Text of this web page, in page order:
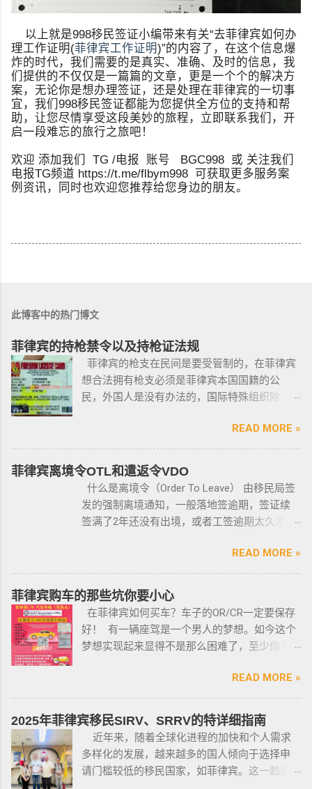
以上就是998移民签证小编带来有关“去菲律宾如何办
理工作证明(菲律宾工作证明)”的内容了，在这个信息爆
炸的时代，我们需要的是真实、准确、及时的信息，我
们提供的不仅仅是一篇篇的文章，更是一个个的解决方
案，无论你是想办理签证，还是处理在菲律宾的一切事
宜，我们998移民签证都能为您提供全方位的支持和帮
助，让您尽情享受这段美妙的旅程，立即联系我们，开
启一段难忘的旅行之旅吧！
欢迎 添加我们 TG /电报 账号 BGC998 或 关注我们
电报TG频道 https://t.me/flbym998 可获取更多服务案
例资讯，同时也欢迎您推荐给您身边的朋友。
此博客中的热门博文
菲律宾的持枪禁令以及持枪证法规
菲律宾的枪支在民间是要受管制的，在菲律宾
想合法拥有枪支必须是菲律宾本国国籍的公
民，外国人是没有办法的，国际特殊组织除
格，例如，枪支的所有权，由菲律宾国家警察
局的枪支和爆炸物部门监管，该部门先进行背
景调查，再向申请人发放枪支许可证，如果想
获得枪支，这个审核的过程是必不可少的。 在
菲律宾申请合法持有枪支，申请人必须年满21
岁，并且通过背景调查，才能获得持有执照。
申请过程还包括通过药物测试丶获得法庭许可
丶精神病学检查丶国家警察许可丶参加菲律宾
宾的相关法律，一些行业的从业人员如律师丶
菲律宾律师协会的成员丶注册会计师丶有资质
的媒体从业人员丶出纳丶银行柜员丶天主教神
父丶基督教牧师丶犹太教拉比丶伊斯兰教阿訇
小型枪械，原因是他们的职业“岌岌可危”。 只有
处于实际的威胁之下，或者由于职业丶专业或
商业性质而处于危险之中的人，才会被认定为
有资格申请。 由于经商需要，存在较高风险成
为犯罪分子目标的商人，也可以申请携带许可
证。 据悉，这些行业的人们必须通过药物和心
READ MORE »
菲律宾离境令OTL和遣返令VDO
什么是离境令（Order To Leave） 由移民局签
发的强制离境通知，一般落地签逾期，签证续
签满了2年还没有出境，或者工签逾期太久才降
工签，47a(2)签证，降签之后，也是带离境令
的，移民局要求必须离境。 多数情况下，被发
离境令，只要在规定时间内离开菲律宾，是不
会上移民局黑名单的。想了解更多最新信息欢
迎联系和咨询我们，微信：BGC998 电报
@BGC998 Whats app：+63 912-0912-222 电
话：0912-0912-222 优先使用TG免验证，咨询
请主动告知咨询项目，菲律宾MAKATI 实体公
什么是遣返令VDO（Voluntary Deportation
Order） 一般都是非法行为导致被遣返，情节比
较严重。例如19-20年，很多客户是非法用落地
签转旅游签。 一般遣返客户都会成为“菲律宾不
READ MORE »
菲律宾购车的那些坑你要小心
在菲律宾如何买车？车子的OR/CR一定要保存
好！ 有一辆座驾是一个男人的梦想。如今这个
梦想实现起来显得不是那么困难了，至少你不
律宾就可以买一辆代步车，所以此贴仅供预算
有限的新人提供参考，大神勿喷。 废话不多
说，菲律宾买车的时候最好选择本地人开的车
行，年限4年内的最好，一般没啥通病，最好自
己去网上搜索，二手车网站也可以，原因我就
不详细说明了，中国人卖的车很多调表 很多有
暗伤才卖； 找到你心爱的车的时候千万不要着
READ MORE »
2025年菲律宾移民SIRV、SRRV的特详细指南
近年来，随着全球化进程的加快和个人需求
多样化的发展，越来越多的国人倾向于选择申
请门槛较低的移民国家，如菲律宾。这一趋势